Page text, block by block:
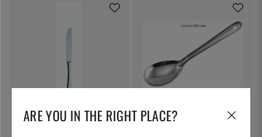
SOLEX
Julia Bordskniv, 225mm - Solex
ÖSTLIN
Gastrosked / serveringssked
ARE YOU IN THE RIGHT PLACE?